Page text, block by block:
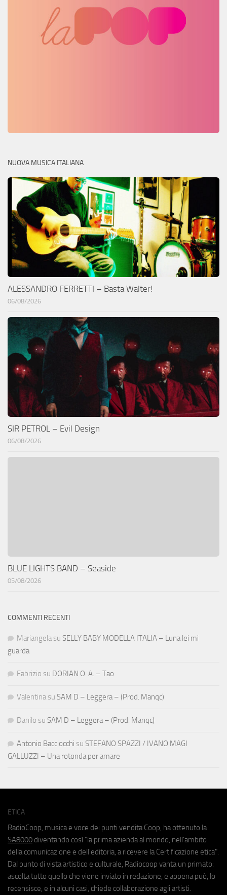
NUOVA MUSICA ITALIANA
ALESSANDRO FERRETTI – Basta Walter!
06/08/2026
SIR PETROL – Evil Design
06/08/2026
BLUE LIGHTS BAND – Seaside
05/08/2026
COMMENTI RECENTI
Mariangela su SELLY BABY MODELLA ITALIA – Luna lei mi
guarda
Fabrizio su DORIAN O. A. – Tao
Valentina su SAM D – Leggera – (Prod. Manqc)
Danilo su SAM D – Leggera – (Prod. Manqc)
Antonio Bacciocchi su STEFANO SPAZZI / IVANO MAGI
GALLUZZI – Una rotonda per amare
ETICA
RadioCoop, musica e voce dei punti vendita Coop, ha ottenuto la
SA8000 diventando così "la prima azienda al mondo, nell'ambito
della comunicazione e dell'editoria, a ricevere la Certificazione etica".
Dal punto di vista artistico e culturale, Radiocoop vanta un primato:
ascolta tutto quello che viene inviato in redazione, e appena può, lo
recensisce, e in alcuni casi, chiede collaborazione agli artisti.